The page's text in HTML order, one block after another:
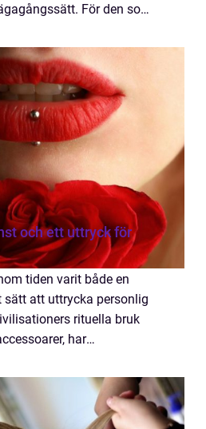
För den som
och ett uttryck för
tiden varit både en
att uttrycka personlig
rituella bruk
har